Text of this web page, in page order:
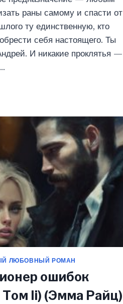
раны самому и спасти от
ту единственную, кто
себя настоящего. Ты
И никакие проклятья —
ЛЮБОВНЫЙ РОМАН
ошибок
Ii) (Эмма Райц)